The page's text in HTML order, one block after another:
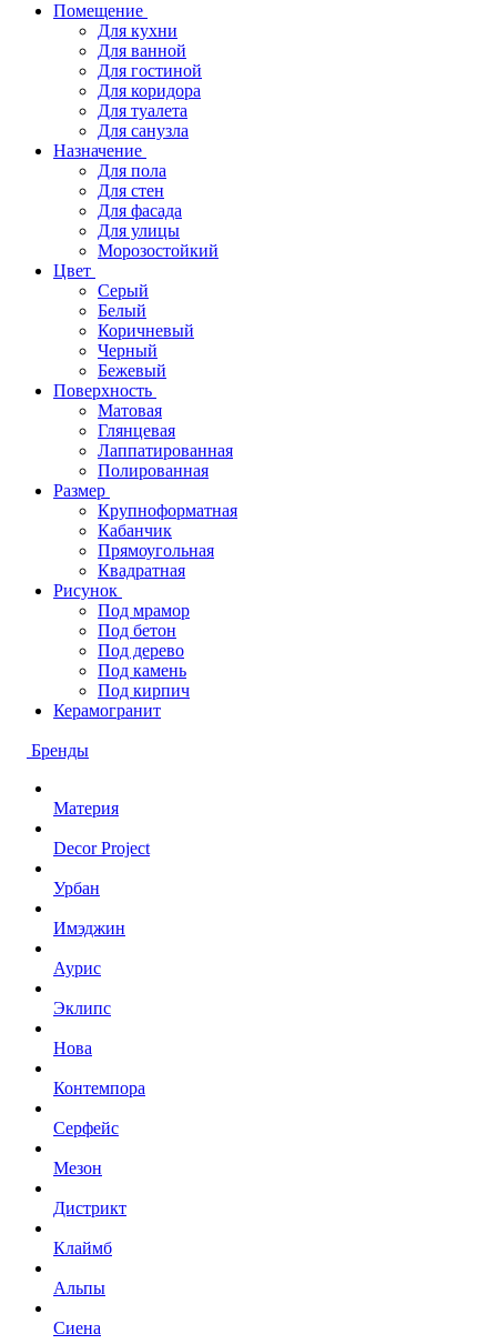
Помещение
Для кухни
Для ванной
Для гостиной
Для коридора
Для туалета
Для санузла
Назначение
Для пола
Для стен
Для фасада
Для улицы
Морозостойкий
Цвет
Серый
Белый
Коричневый
Черный
Бежевый
Поверхность
Матовая
Глянцевая
Лаппатированная
Полированная
Размер
Крупноформатная
Кабанчик
Прямоугольная
Квадратная
Рисунок
Под мрамор
Под бетон
Под дерево
Под камень
Под кирпич
Керамогранит
Бренды
Материя
Decor Project
Урбан
Имэджин
Аурис
Эклипс
Нова
Контемпора
Серфейс
Мезон
Дистрикт
Клаймб
Альпы
Сиена